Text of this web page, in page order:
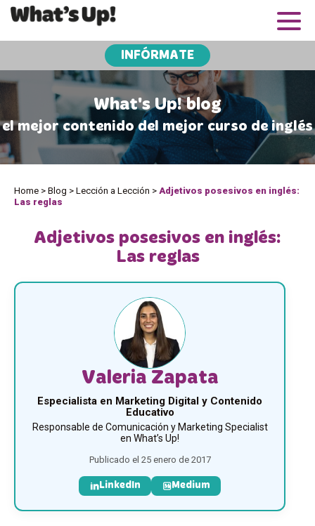
INFÓRMATE
What's Up! blog
el mejor contenido del mejor curso de inglés
Home > Blog > Lección a Lección > Adjetivos posesivos en inglés:
Las reglas
Adjetivos posesivos en inglés:
Las reglas
Valeria Zapata
Especialista en Marketing Digital y Contenido
Educativo
Responsable de Comunicación y Marketing Specialist
en What’s Up!
Publicado el 25 enero de 2017
LinkedIn Medium